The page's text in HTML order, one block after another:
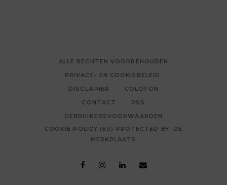
ALLE RECHTEN VOORBEHOUDEN
PRIVACY- EN COOKIEBELEID
DISCLAIMER
COLOFON
CONTACT
RSS
GEBRUIKERSVOORWAARDEN
COOKIE POLICY (EU) PROTECTED BY: DE
MERKPLAATS